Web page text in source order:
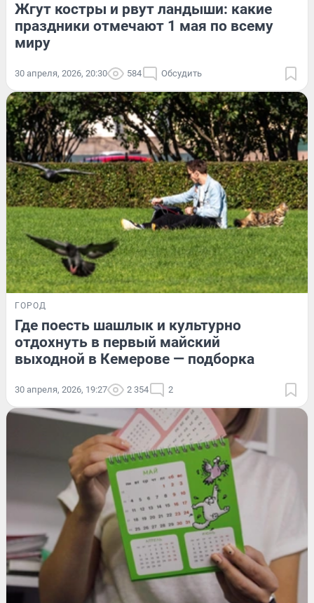
Жгут костры и рвут ландыши: какие
праздники отмечают 1 мая по всему
миру
30 апреля, 2026, 20:30 584 Обсудить
ГОРОД
Где поесть шашлык и культурно
отдохнуть в первый майский
выходной в Кемерове — подборка
30 апреля, 2026, 19:27 2 354 2